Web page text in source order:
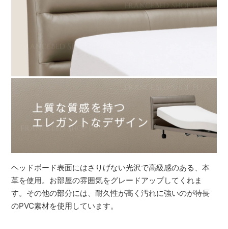
ヘッドボード表面にはさりげない光沢で高級感のある、本
革を使用。お部屋の雰囲気をグレードアップしてくれま
す。その他の部分には、耐久性が高く汚れに強いのが特長
のPVC素材を使用しています。